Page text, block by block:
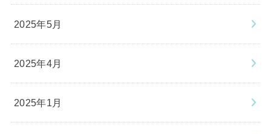
2025年5月
2025年4月
2025年1月